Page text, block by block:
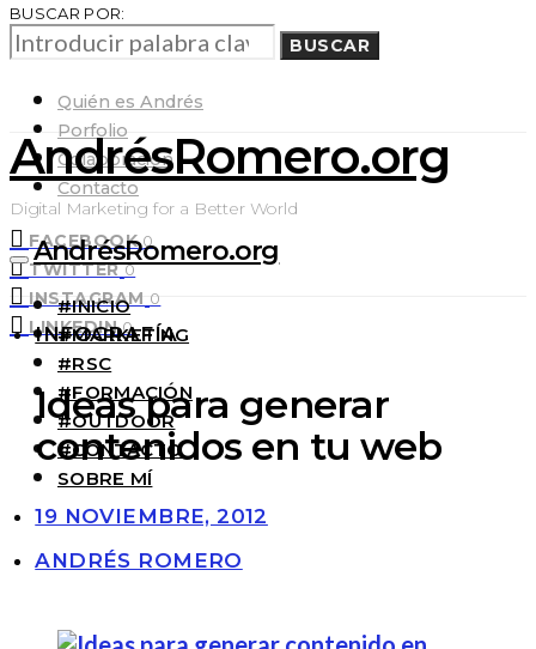
BUSCAR POR:
BUSCAR
Quién es Andrés
Porfolio
Colaboración
Contacto
FACEBOOK 0
TWITTER 0
INSTAGRAM 0
LINKEDIN 0
AndrésRomero.org
Digital Marketing for a Better World
AndrésRomero.org
#INICIO
#MARKETING
#RSC
#FORMACIÓN
#OUTDOOR
#CONTACTO
SOBRE MÍ
INFOGRAFÍA
Ideas para generar
contenidos en tu web
19 NOVIEMBRE, 2012
ANDRÉS ROMERO